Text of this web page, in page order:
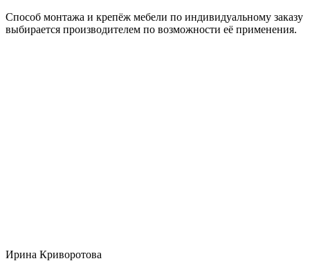
Способ монтажа и крепёж мебели по индивидуальному заказу
выбирается производителем по возможности её применения.
Ирина Криворотова